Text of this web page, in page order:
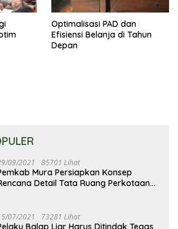
Optimalisasi PAD dan
Efisiensi Belanja di Tahun
Depan
09/2021 85701 Lihat
Mura Persiapkan Konsep
Detail Tata Ruang Perkotaan
07/2021 73281 Lihat
Balap Liar Harus Ditindak Tegas